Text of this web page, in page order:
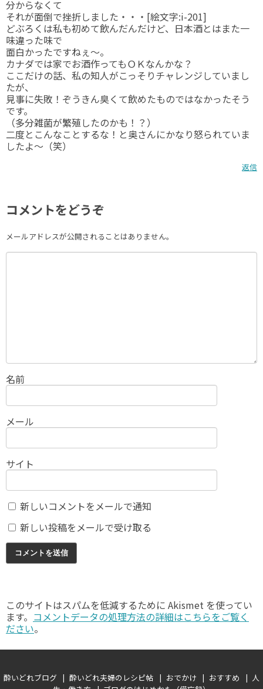
分からなくて
それが面倒で挫折しました・・・[絵文字:i-201]
どぶろくは私も初めて飲んだんだけど、日本酒とはまた一
味違った味で
面白かったですねぇ～。
カナダでは家でお酒作ってもＯＫなんかな？
ここだけの話、私の知人がこっそりチャレンジしていまし
たが、
見事に失敗！ぞうきん臭くて飲めたものではなかったそう
です。
（多分雑菌が繁殖したのかも！？）
二度とこんなことするな！と奥さんにかなり怒られていま
したよ～（笑）
返信
コメントをどうぞ
メールアドレスが公開されることはありません。
名前
メール
サイト
新しいコメントをメールで通知
新しい投稿をメールで受け取る
このサイトはスパムを低減するために Akismet を使ってい
ます。 コメントデータの処理方法の詳細はこちらをご覧く
ださい。
酔いどれブログ 酔いどれ夫婦のレシピ帖 おでかけ おすすめ
人